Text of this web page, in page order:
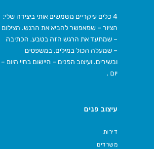
4 כלים עיקריים משמשים אותי ביצירה שלי:
הציור – שמאפשר להביא את הרגש. הצילום
– שמתעד את הרגש הזה בטבע. הכתיבה
– שמעלה הכול במילים, במשפטים
ובשירים. ועיצוב הפנים – היישום בחיי היום –
יום .
עיצוב פנים
דירות
משרדים